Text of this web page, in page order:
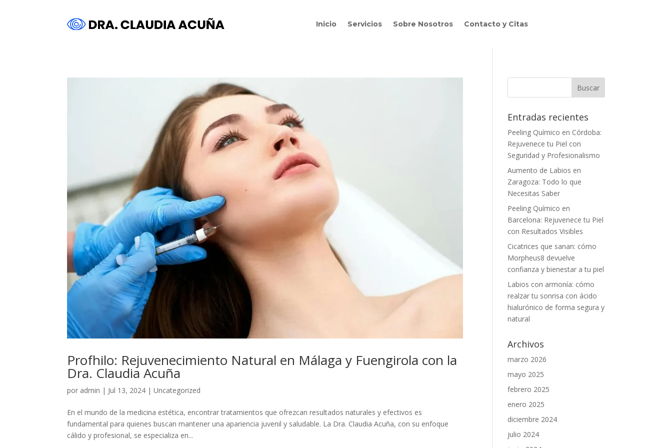
Inicio Servicios Sobre Nosotros Contacto y Citas
Profhilo: Rejuvenecimiento Natural en Málaga y Fuengirola con la
Dra. Claudia Acuña
por admin | Jul 13, 2024 |Uncategorized
En el mundo de la medicina estética, encontrar tratamientos que ofrezcan resultados naturales y efectivos es
fundamental para quienes buscan mantener una apariencia juvenil y saludable. La Dra. Claudia Acuña, con su enfoque
cálido y profesional, se especializa en...
Entradas recientes
Peeling Químico en Córdoba:
Rejuvenece tu Piel con
Seguridad y Profesionalismo
Aumento de Labios en
Zaragoza: Todo lo que
Necesitas Saber
Peeling Químico en
Barcelona: Rejuvenece tu Piel
con Resultados Visibles
Cicatrices que sanan: cómo
Morpheus8 devuelve
confianza y bienestar a tu piel
Labios con armonía: cómo
realzar tu sonrisa con ácido
hialurónico de forma segura y
natural
Archivos
marzo 2026
mayo 2025
febrero 2025
enero 2025
diciembre 2024
julio 2024